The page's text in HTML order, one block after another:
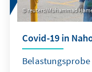
reuters/Muhammad
Covid-19 in